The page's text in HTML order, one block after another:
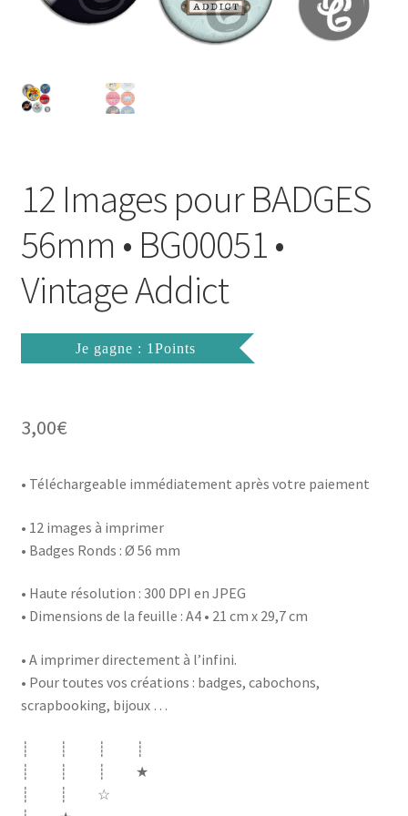
Mon compte
Politique de Confidentialité
Validation de la commande
12 Images pour BADGES
56mm • BG00051 •
Vintage Addict
Je gagne : 1Points
3,00€
• Téléchargeable immédiatement après votre paiement
• 12 images à imprimer
• Badges Ronds : Ø 56 mm
• Haute résolution : 300 DPI en JPEG
• Dimensions de la feuille : A4 • 21 cm x 29,7 cm
• A imprimer directement à l’infini.
• Pour toutes vos créations : badges, cabochons,
scrapbooking, bijoux …
┊ ┊ ┊ ┊
┊ ┊ ┊ ★
┊ ┊ ☆